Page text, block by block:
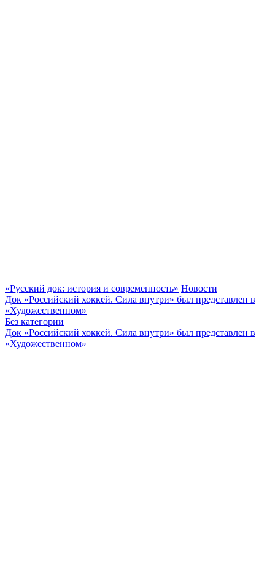
«Русский док: история и современность» Новости
Док «Российский хоккей. Сила внутри» был представлен в
«Художественном»
Без категории
Док «Российский хоккей. Сила внутри» был представлен в
«Художественном»